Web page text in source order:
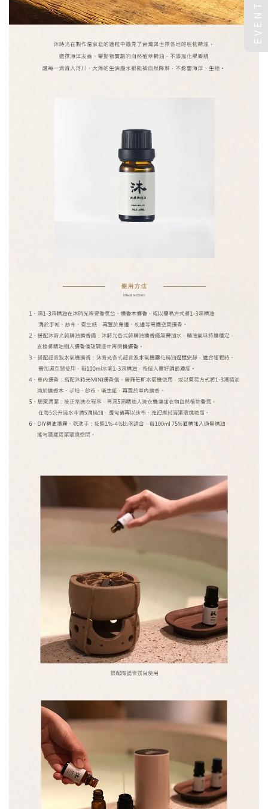
EVENT